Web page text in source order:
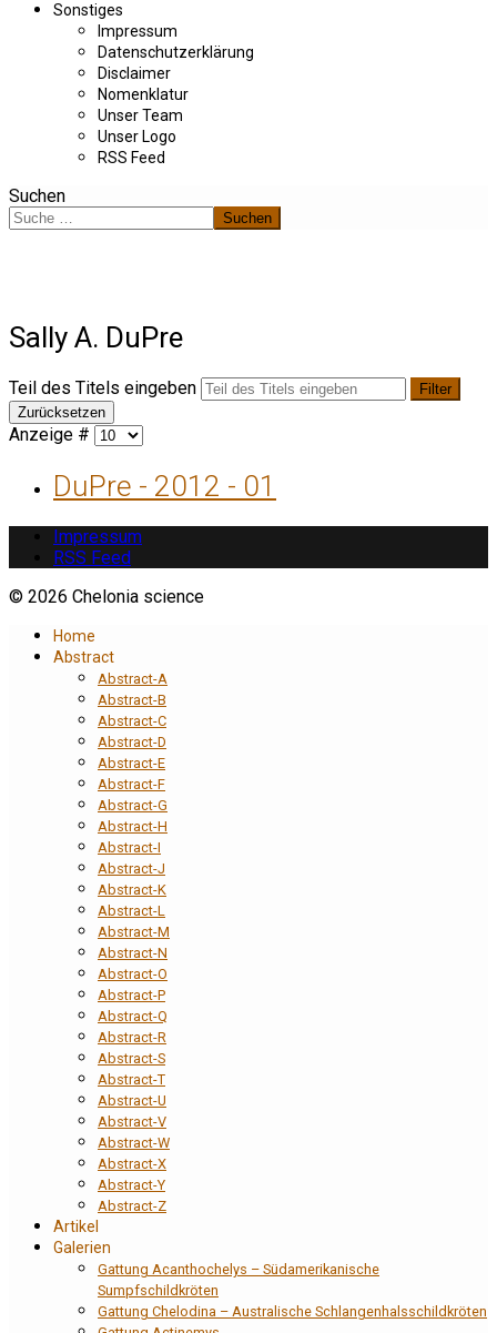
Sonstiges
Impressum
Datenschutzerklärung
Disclaimer
Nomenklatur
Unser Team
Unser Logo
RSS Feed
Suchen
Suchen
Sally A. DuPre
Teil des Titels eingeben
Filter
Zurücksetzen
Anzeige #
DuPre - 2012 - 01
Impressum
RSS Feed
© 2026 Chelonia science
Home
Abstract
Abstract-A
Abstract-B
Abstract-C
Abstract-D
Abstract-E
Abstract-F
Abstract-G
Abstract-H
Abstract-I
Abstract-J
Abstract-K
Abstract-L
Abstract-M
Abstract-N
Abstract-O
Abstract-P
Abstract-Q
Abstract-R
Abstract-S
Abstract-T
Abstract-U
Abstract-V
Abstract-W
Abstract-X
Abstract-Y
Abstract-Z
Artikel
Galerien
Gattung Acanthochelys – Südamerikanische
Sumpfschildkröten
Gattung Chelodina – Australische Schlangenhalsschildkröten